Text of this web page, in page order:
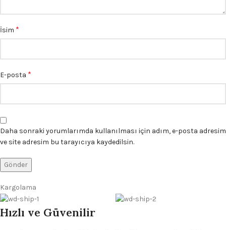
İsim *
E-posta *
Daha sonraki yorumlarımda kullanılması için adım, e-posta adresim
ve site adresim bu tarayıcıya kaydedilsin.
Kargolama
Hızlı ve Güvenilir